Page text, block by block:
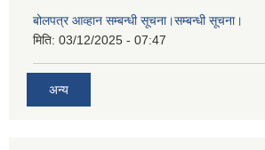
बोलपत्र आव्हान सम्बन्धी सूचना।सम्बन्धी सूचना।
मिति: 03/12/2025 - 07:47
अन्य